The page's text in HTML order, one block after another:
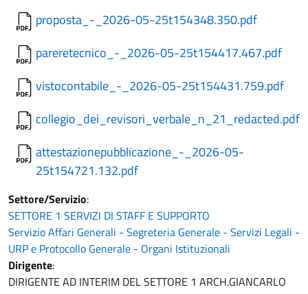
proposta_-_2026-05-25t154348.350.pdf
pareretecnico_-_2026-05-25t154417.467.pdf
vistocontabile_-_2026-05-25t154431.759.pdf
collegio_dei_revisori_verbale_n_21_redacted.pdf
attestazionepubblicazione_-_2026-05-
25t154721.132.pdf
Settore/Servizio:
SETTORE 1 SERVIZI DI STAFF E SUPPORTO
Servizio Affari Generali - Segreteria Generale - Servizi Legali -
URP e Protocollo Generale - Organi Istituzionali
Dirigente:
DIRIGENTE AD INTERIM DEL SETTORE 1 ARCH.GIANCARLO